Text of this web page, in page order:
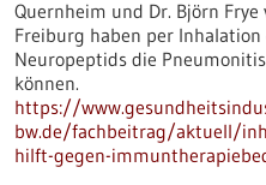
Quernheim und Dr. Björn
Freiburg haben per
Neuropeptids die
können.
https://
bw.de/fachbeitrag/aktuell/
hilft-gegen-